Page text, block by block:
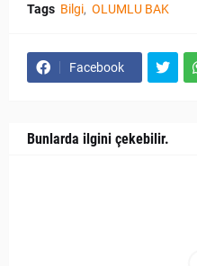
Tags Bilgi OLUMLU BAK
Facebook
Bunlarda ilgini çekebilir.